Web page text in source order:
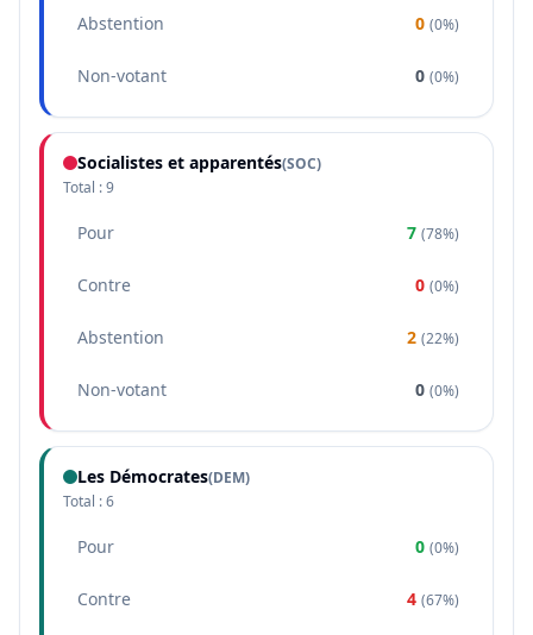
Abstention 0 (0%)
Non-votant 0 (0%)
Socialistes et apparentés(SOC)
Total :9
Pour 7 (78%)
Contre 0 (0%)
Abstention 2 (22%)
Non-votant 0 (0%)
Les Démocrates(DEM)
Total :6
Pour 0 (0%)
Contre 4 (67%)